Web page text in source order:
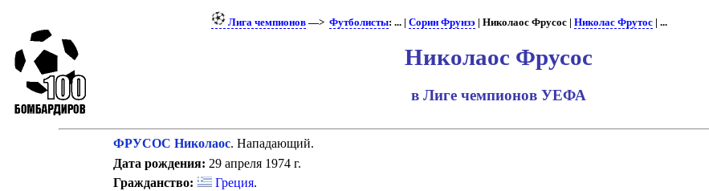
Лига чемпионов —>Футболисты: ... |Сорин Фрунзэ | Николаос Фрусос |Николас Фрутос | ...
Николаос Фрусос
в Лиге чемпионов УЕФА
ФРУСОС Николаос. Нападающий.
Дата рождения: 29 апреля 1974 г.
Гражданство:
Греция.